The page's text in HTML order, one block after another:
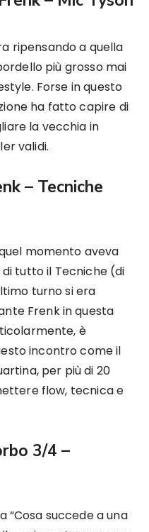
ripensando a quella
più grosso mai
Forse in questo
ha fatto capire di
la vecchia in
validi.
– Tecniche
momento aveva
tutto il Tecniche (di
turno si era
Frenk in questa
è
incontro come il
per più di 20
flow, tecnica e
3/4 –
“Cosa succede a una